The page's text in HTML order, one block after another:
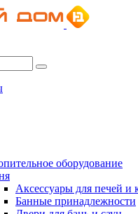
оборудование
Аксессуары для печей и
Банные принадлежности